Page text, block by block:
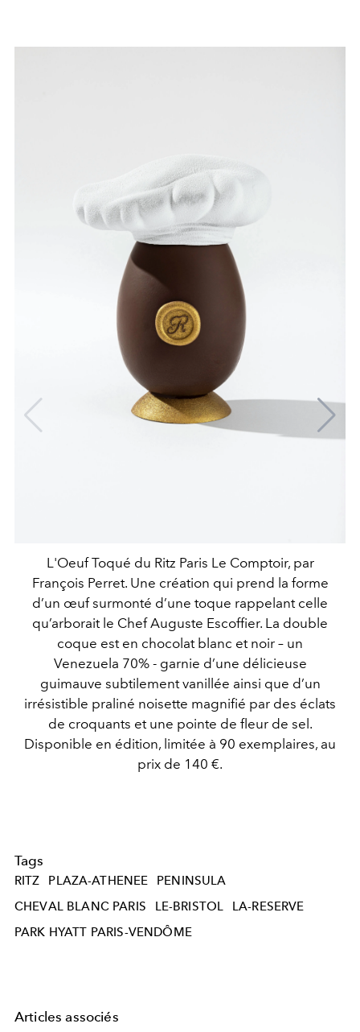
L'Oeuf Toqué du Ritz Paris Le Comptoir, par
François Perret. Une création qui prend la forme
d’un œuf surmonté d’une toque rappelant celle
qu’arborait le Chef Auguste Escoffier. La double
coque est en chocolat blanc et noir – un
Venezuela 70% - garnie d’une délicieuse
guimauve subtilement vanillée ainsi que d’un
irrésistible praliné noisette magnifié par des éclats
de croquants et une pointe de fleur de sel.
Disponible en édition, limitée à 90 exemplaires, au
prix de 140 €.
Tags
RITZ PLAZA-ATHENEE
PENINSULA
CHEVAL BLANC PARIS
LE-BRISTOL
LA-RESERVE
PARK HYATT PARIS-VENDÔME
Articles associés